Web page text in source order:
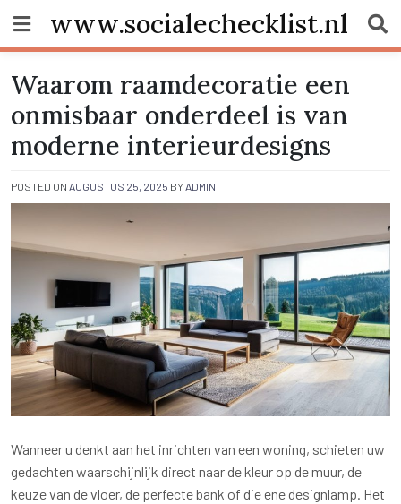
content
www.socialechecklist.nl
Waarom raamdecoratie een
onmisbaar onderdeel is van
moderne interieurdesigns
POSTED ON AUGUSTUS 25, 2025 BY ADMIN
Wanneer u denkt aan het inrichten van een woning, schieten uw
gedachten waarschijnlijk direct naar de kleur op de muur, de
keuze van de vloer, de perfecte bank of die ene designlamp. Het